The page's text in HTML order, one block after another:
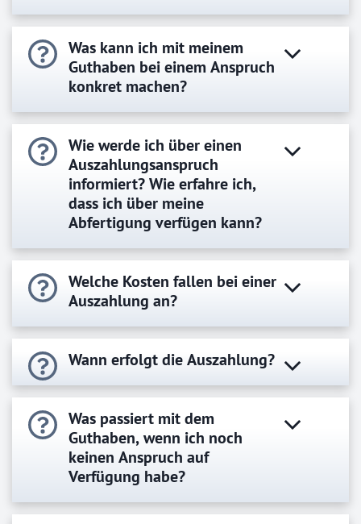
Was kann ich mit meinem
Guthaben bei einem Anspruch
konkret machen?
Wie werde ich über einen
Auszahlungsanspruch
informiert? Wie erfahre ich,
dass ich über meine
Abfertigung verfügen kann?
Welche Kosten fallen bei einer
Auszahlung an?
Wann erfolgt die Auszahlung?
Was passiert mit dem
Guthaben, wenn ich noch
keinen Anspruch auf
Verfügung habe?